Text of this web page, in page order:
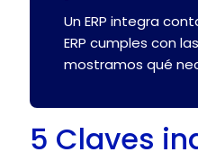
Un ERP integra
ERP cumples con
mostramos qué
5 Claves